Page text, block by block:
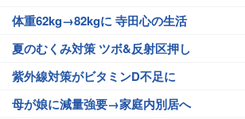
体重62kg→82kgに 寺田心の生活
夏のむくみ対策 ツボ&反射区押し
紫外線対策がビタミンD不足に
母が娘に減量強要→家庭内別居へ